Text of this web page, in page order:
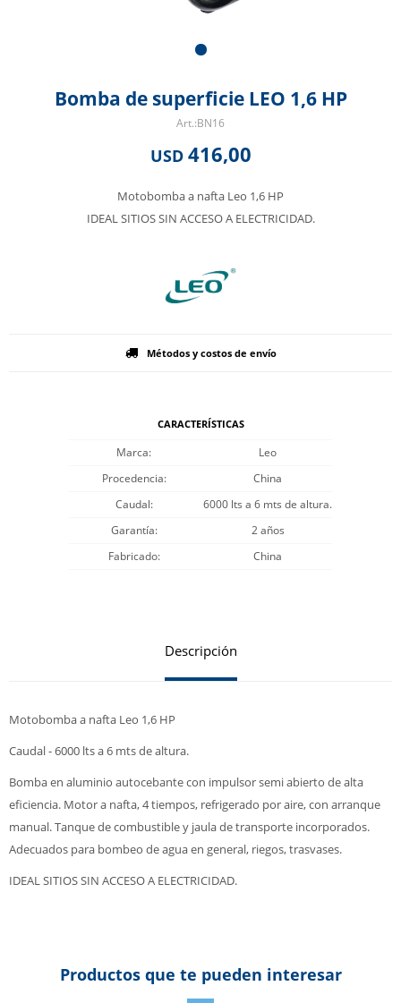
Bomba de superficie LEO 1,6 HP
BN16
USD 416,00
Motobomba a nafta Leo 1,6 HP
IDEAL SITIOS SIN ACCESO A ELECTRICIDAD.
Métodos y costos de envío
CARACTERÍSTICAS
Marca
Leo
Procedencia
China
Caudal
6000 lts a 6 mts de altura.
Garantía
2 años
Fabricado
China
Descripción
Motobomba a nafta Leo 1,6 HP
Caudal - 6000 lts a 6 mts de altura.
Bomba en aluminio autocebante con impulsor semi abierto de alta
eficiencia. Motor a nafta, 4 tiempos, refrigerado por aire, con arranque
manual. Tanque de combustible y jaula de transporte incorporados.
Adecuados para bombeo de agua en general, riegos, trasvases.
IDEAL SITIOS SIN ACCESO A ELECTRICIDAD.
Productos que te pueden interesar